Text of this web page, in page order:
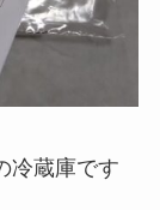
冷蔵庫です